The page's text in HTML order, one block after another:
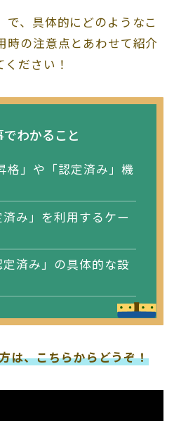
で、具体的にどのようなこ
時の注意点とあわせて紹介
ださい！
でわかること
格」や「認定済み」機
済み」を利用するケー
定済み」の具体的な設
は、こちらからどうぞ！